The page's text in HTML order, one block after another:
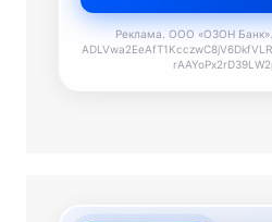
Реклама. ООО «ОЗОН